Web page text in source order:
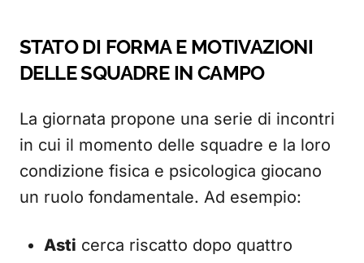
STATO DI FORMA E MOTIVAZIONI
DELLE SQUADRE IN CAMPO
La giornata propone una serie di incontri
in cui il momento delle squadre e la loro
condizione fisica e psicologica giocano
un ruolo fondamentale. Ad esempio:
Asti cerca riscatto dopo quattro